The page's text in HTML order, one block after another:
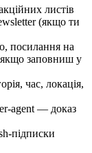
листів
(якщо ти
посилання на
заповниш у
час, локація,
agent — доказ
підписки